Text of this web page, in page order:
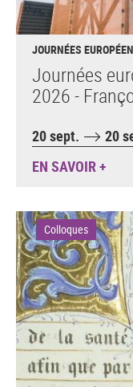
JOURNÉES
Journées
2026 -
20 sept.
20
EN SAVOIR +
Colloques